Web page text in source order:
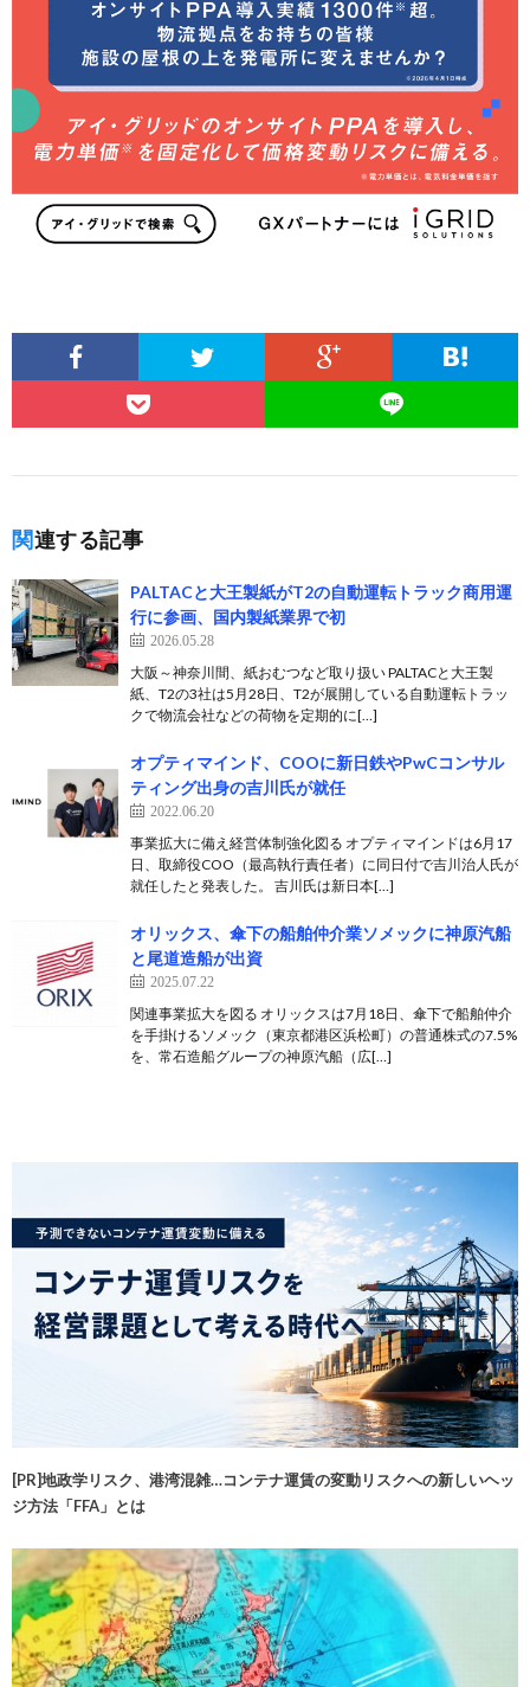
関連する記事
PALTACと大王製紙がT2の自動運転トラック商用運
行に参画、国内製紙業界で初
2026.05.28
大阪～神奈川間、紙おむつなど取り扱い PALTACと大王製
紙、T2の3社は5月28日、T2が展開している自動運転トラッ
クで物流会社などの荷物を定期的に[…]
オプティマインド、COOに新日鉄やPwCコンサル
ティング出身の吉川氏が就任
2022.06.20
事業拡大に備え経営体制強化図る オプティマインドは6月17
日、取締役COO（最高執行責任者）に同日付で吉川治人氏が
就任したと発表した。 吉川氏は新日本[…]
オリックス、傘下の船舶仲介業ソメックに神原汽船
と尾道造船が出資
2025.07.22
関連事業拡大を図る オリックスは7月18日、傘下で船舶仲介
を手掛けるソメック（東京都港区浜松町）の普通株式の7.5%
を、常石造船グループの神原汽船（広[…]
[PR]地政学リスク、港湾混雑…コンテナ運賃の変動リスクへの新しいヘッ
ジ方法「FFA」とは